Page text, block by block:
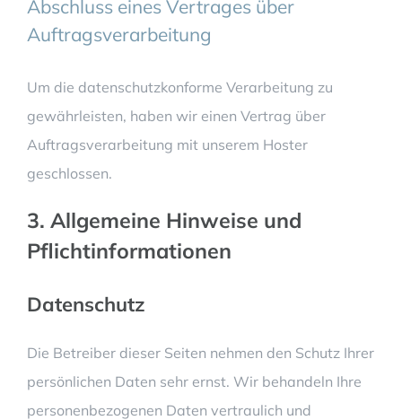
Abschluss eines Vertrages über
Auftragsverarbeitung
Um die datenschutzkonforme Verarbeitung zu
gewährleisten, haben wir einen Vertrag über
Auftragsverarbeitung mit unserem Hoster
geschlossen.
3. Allgemeine Hinweise und
Pflicht­informationen
Datenschutz
Die Betreiber dieser Seiten nehmen den Schutz Ihrer
persönlichen Daten sehr ernst. Wir behandeln Ihre
personenbezogenen Daten vertraulich und